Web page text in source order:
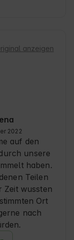
anzeigen
2022
auf den
unsere
haben.
Teilen
Zeit wussten
Ort
nach